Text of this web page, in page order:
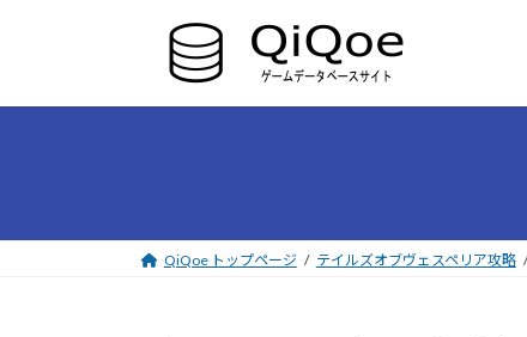
ツ
シ
QiQoe トップページ テイルズオブヴェスペリア攻略